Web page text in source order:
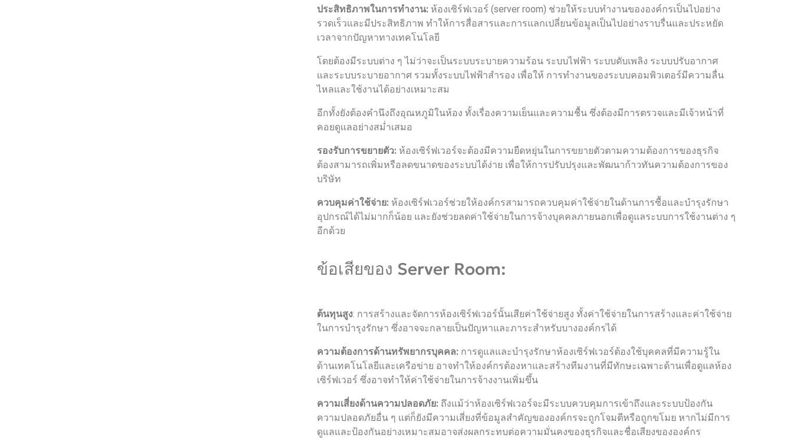
ประสิทธิภาพในการทำงาน: ห้องเซิร์ฟเวอร์ (server room) ช่วยให้ระบบทำงานขององค์กรเป็นไปอย่าง
รวดเร็วและมีประสิทธิภาพ ทำให้การสื่อสารและการแลกเปลี่ยนข้อมูลเป็นไปอย่างราบรื่นและประหยัด
เวลาจากปัญหาทางเทคโนโลยี
โดยต้องมีระบบต่าง ๆ ไม่ว่าจะเป็นระบบระบายความร้อน ระบบไฟฟ้า ระบบดับเพลิง ระบบปรับอากาศ
และระบบระบายอากาศ รวมทั้งระบบไฟฟ้าสำรอง เพื่อให้ การทำงานของระบบคอมพิวเตอร์มีความลื่น
ไหลและใช้งานได้อย่างเหมาะสม
อีกทั้งยังต้องคำนึงถึงอุณหภูมิในห้อง ทั้งเรื่องความเย็นและความชื้น ซึ่งต้องมีการตรวจและมีเจ้าหน้าที่
คอยดูแลอย่างสม่ำเสมอ
รองรับการขยายตัว: ห้องเซิร์ฟเวอร์จะต้องมีความยืดหยุ่นในการขยายตัวตามความต้องการของธุรกิจ
ต้องสามารถเพิ่มหรือลดขนาดของระบบได้ง่าย เพื่อให้การปรับปรุงและพัฒนาก้าวทันความต้องการของ
บริษัท
ควบคุมค่าใช้จ่าย: ห้องเซิร์ฟเวอร์ช่วยให้องค์กรสามารถควบคุมค่าใช้จ่ายในด้านการซื้อและบำรุงรักษา
อุปกรณ์ได้ไม่มากก็น้อย และยังช่วยลดค่าใช้จ่ายในการจ้างบุคคลภายนอกเพื่อดูแลระบบการใช้งานต่าง ๆ
อีกด้วย
ข้อเสียของ Server Room:
ต้นทุนสูง: การสร้างและจัดการห้องเซิร์ฟเวอร์นั้นเสียค่าใช้จ่ายสูง ทั้งค่าใช้จ่ายในการสร้างและค่าใช้จ่าย
ในการบำรุงรักษา ซึ่งอาจจะกลายเป็นปัญหาและภาระสำหรับบางองค์กรได้
ความต้องการด้านทรัพยากรบุคคล: การดูแลและบำรุงรักษาห้องเซิร์ฟเวอร์ต้องใช้บุคคลที่มีความรู้ใน
ด้านเทคโนโลยีและเครือข่าย อาจทำให้องค์กรต้องหาและสร้างทีมงานที่มีทักษะเฉพาะด้านเพื่อดูแลห้อง
เซิร์ฟเวอร์ ซึ่งอาจทำให้ค่าใช้จ่ายในการจ้างงานเพิ่มขึ้น
ความเสี่ยงด้านความปลอดภัย: ถึงแม้ว่าห้องเซิร์ฟเวอร์จะมีระบบควบคุมการเข้าถึงและระบบป้องกัน
ความปลอดภัยอื่น ๆ แต่ก็ยังมีความเสี่ยงที่ข้อมูลสำคัญขององค์กรจะถูกโจมตีหรือถูกขโมย หากไม่มีการ
ดูแลและป้องกันอย่างเหมาะสมอาจส่งผลกระทบต่อความมั่นคงของธุรกิจและชื่อเสียงขององค์กร